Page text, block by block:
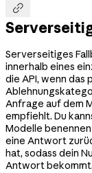

Serverseitiges
innerhalb eines
die API, wenn das
Anfrage auf dem
empfiehlt. Du
Modelle
eine Antwort
hat, sodass dein
Antwort bekommt.